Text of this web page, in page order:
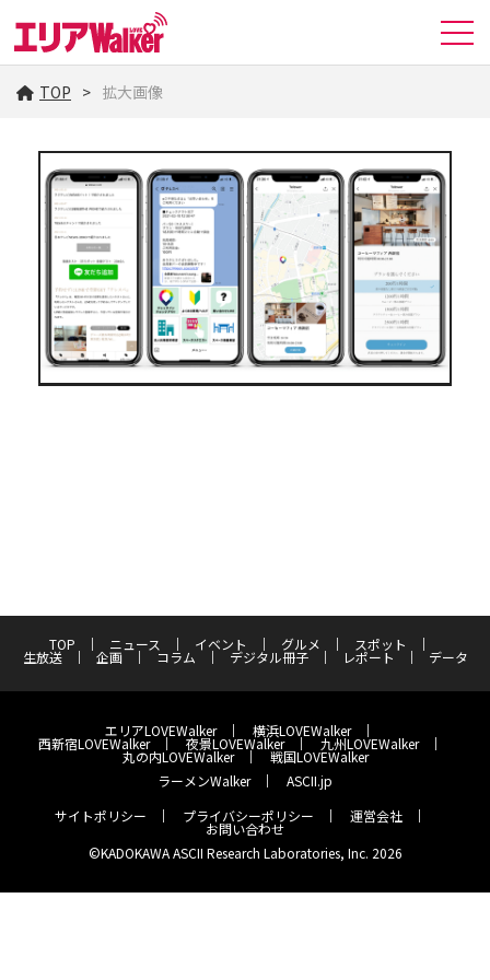
TOP 拡大画像
TOP ニュース イベント グルメ スポット
生放送 企画 コラム デジタル冊子 レポート データ
エリアLOVEWalker 横浜LOVEWalker
西新宿LOVEWalker 夜景LOVEWalker 九州LOVEWalker
丸の内LOVEWalker
戦国LOVEWalker
ラーメンWalker
ASCII.jp
サイトポリシー
プライバシーポリシー 運営会社
お問い合わせ
©KADOKAWA ASCII Research Laboratories, Inc. 2026